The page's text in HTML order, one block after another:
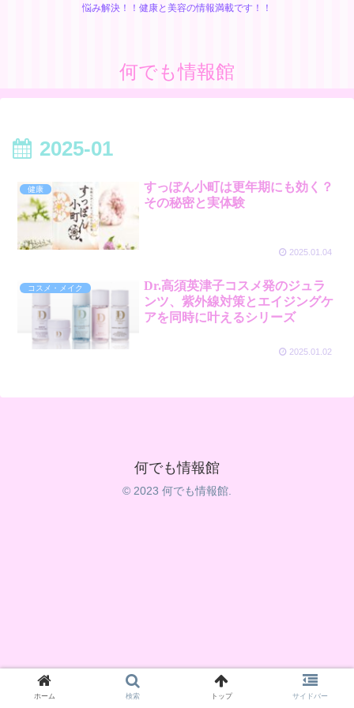
悩み解決！！健康と美容の情報満載です！！
何でも情報館
2025-01
健康
すっぽん小町は更年期にも効く？
その秘密と実体験
2025.01.04
コスメ・メイク
Dr.高須英津子コスメ発のジュラ
ンツ、紫外線対策とエイジングケ
アを同時に叶えるシリーズ
2025.01.02
何でも情報館
© 2023 何でも情報館.
ホーム 検索 トップ サイドバー